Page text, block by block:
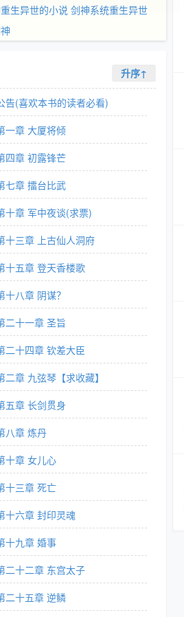
生异世的小说 剑神系统重生异世
升序↑
告(喜欢本书的读者必看)
一章 大厦将倾
四章 初露锋芒
七章 擂台比武
十章 军中夜谈(求票)
十三章 上古仙人洞府
十五章 登天香楼歌
十八章 阴谋？
二十一章 圣旨
二十四章 钦差大臣
二章 九弦琴【求收藏】
五章 长剑贯身
八章 炼丹
十章 女儿心
十三章 死亡
十六章 封印灵魂
十九章 婚事
二十二章 东宫太子
二十五章 逆鳞